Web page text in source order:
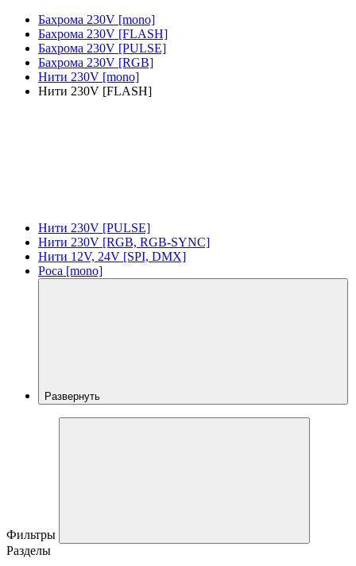
Бахрома 230V [mono]
Бахрома 230V [FLASH]
Бахрома 230V [PULSE]
Бахрома 230V [RGB]
Нити 230V [mono]
Нити 230V [FLASH]
Нити 230V [PULSE]
Нити 230V [RGB, RGB-SYNC]
Нити 12V, 24V [SPI, DMX]
Роса [mono]
Развернуть
Фильтры
Разделы